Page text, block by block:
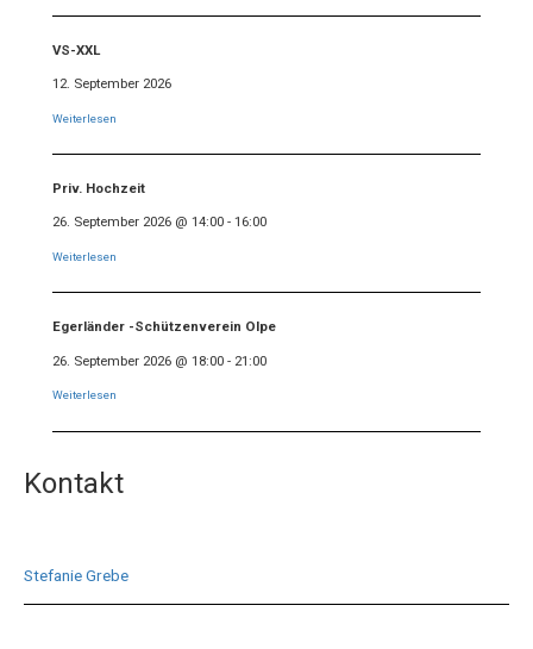
VS-XXL
12. September 2026
Weiterlesen
Priv. Hochzeit
26. September 2026 @ 14:00 - 16:00
Weiterlesen
Egerländer -Schützenverein Olpe
26. September 2026 @ 18:00 - 21:00
Weiterlesen
Kontakt
Stefanie Grebe